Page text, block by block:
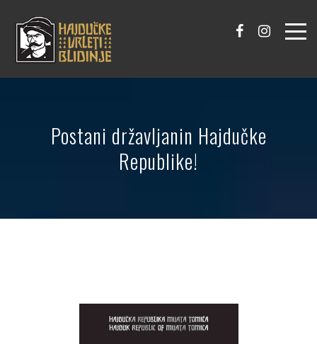
Postani državljanin Hajdučke
Republike!